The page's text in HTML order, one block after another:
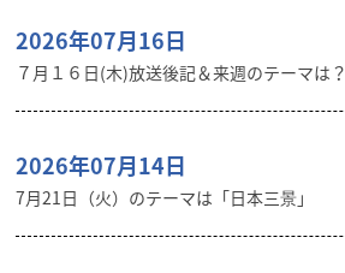
2026年07月16日
７月１６日(木)放送後記＆来週のテーマは？
2026年07月14日
7月21日（火）のテーマは「日本三景」